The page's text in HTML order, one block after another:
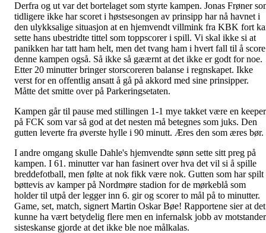
Derfra og ut var det bortelaget som styrte kampen. Jonas Frøner
tidligere ikke har scoret i høstsesongen av prinsipp har nå havnet i
den ulykksalige situasjon at en hjemvendt villmink fra KBK fort
sette hans ubestridte tittel som toppscorer i spill. Vi skal ikke si at
panikken har tatt ham helt, men det tvang ham i hvert fall til å
denne kampen også. Så ikke så gæærnt at det ikke er godt for noe.
Etter 20 minutter bringer storscoreren balanse i regnskapet. Ikke
verst for en offentlig ansatt å gå på akkord med sine prinsipper.
Måtte det smitte over på Parkeringsetaten.
Kampen går til pause med stillingen 1-1 mye takket være en keeper
på FCK som var så god at det nesten må betegnes som juks. Den
gutten leverte fra øverste hylle i 90 minutt. Æres den som æres bør.
I andre omgang skulle Dahle's hjemvendte sønn sette sitt preg på
kampen. I 61. minutter var han fasinert over hva det vil si å spille
breddefotball, men følte at nok fikk være nok. Gutten som har spilt
bøttevis av kamper på Nordmøre stadion for de mørkeblå som
holder til utpå der legger inn 6. gir og scorer to mål på to minutter.
Game, set, match, signert Martin Oskar Bøe! Rapportene sier at det
kunne ha vært betydelig flere men en infernalsk jobb av
sisteskanse gjorde at det ikke ble noe målkalas.